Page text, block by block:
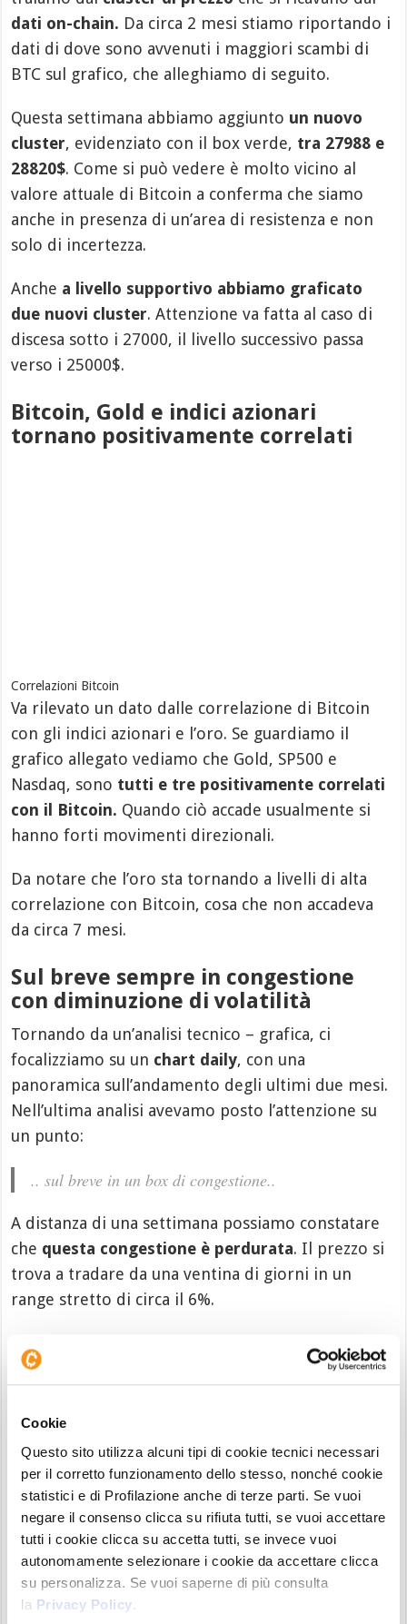
Cookie
Questo sito utilizza alcuni tipi di cookie tecnici necessari
per il corretto funzionamento dello stesso, nonché cookie
statistici e di Profilazione anche di terze parti. Se vuoi
negare il consenso clicca su rifiuta tutti, se vuoi accettare
tutti i cookie clicca su accetta tutti, se invece vuoi
autonomamente selezionare i cookie da accettare clicca
su personalizza. Se vuoi saperne di più consulta
la Privacy Policy.
dati on-chain. Da circa 2 mesi stiamo riportando i
dati di dove sono avvenuti i maggiori scambi di
BTC sul grafico, che alleghiamo di seguito.
Questa settimana abbiamo aggiunto un nuovo
cluster, evidenziato con il box verde, tra 27988 e
28820$. Come si può vedere è molto vicino al
valore attuale di Bitcoin a conferma che siamo
anche in presenza di un’area di resistenza e non
solo di incertezza.
Anche a livello supportivo abbiamo graficato
due nuovi cluster. Attenzione va fatta al caso di
discesa sotto i 27000, il livello successivo passa
verso i 25000$.
Bitcoin, Gold e indici azionari
tornano positivamente correlati
Correlazioni Bitcoin
Va rilevato un dato dalle correlazione di Bitcoin
con gli indici azionari e l’oro. Se guardiamo il
grafico allegato vediamo che Gold, SP500 e
Nasdaq, sono tutti e tre positivamente correlati
con il Bitcoin. Quando ciò accade usualmente si
hanno forti movimenti direzionali.
Da notare che l’oro sta tornando a livelli di alta
correlazione con Bitcoin, cosa che non accadeva
da circa 7 mesi.
Sul breve sempre in congestione
con diminuzione di volatilità
Tornando da un’analisi tecnico – grafica, ci
focalizziamo su un chart daily, con una
panoramica sull’andamento degli ultimi due mesi.
Nell’ultima analisi avevamo posto l’attenzione su
un punto:
.. sul breve in un box di congestione..
A distanza di una settimana possiamo constatare
che questa congestione è perdurata. Il prezzo si
trova a tradare da una ventina di giorni in un
range stretto di circa il 6%.
Bitcoin (BTC) – daily 08 Aprile 2023
Ci sono stati tentativi di break in intraday, ma
sempre rientrati nella congestione in chiusura di
giornata.